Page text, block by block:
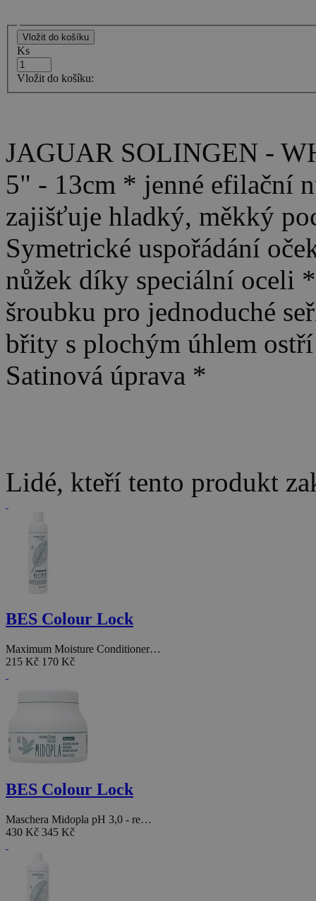
Ks
Vložit do košíku:
JAGUAR SOLINGEN -
5" - 13cm * jenné efilační
zajišťuje hladký, měkký
Symetrické uspořádání
nůžek díky speciální oceli
šroubku pro jednoduché
břity s plochým úhlem
Satinová úprava *
Lidé, kteří tento produkt
BES Colour Lock
Maximum Moisture Conditioner…
215 Kč 170 Kč
BES Colour Lock
Maschera Midopla pH 3,0 - re…
430 Kč 345 Kč